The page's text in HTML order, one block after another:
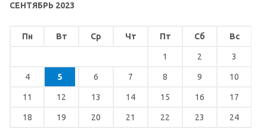
СЕНТЯБРЬ 2023
Пн Вт Ср Чт Пт Сб Вс
1 2 3
4 5 6 7 8 9 10
11 12 13 14 15 16 17
18 19 20 21 22 23 24